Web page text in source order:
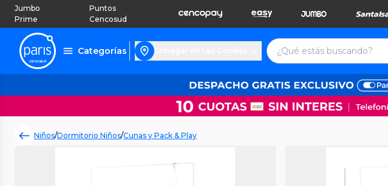
Jumbo
Prime
Puntos
Cencosud
Categorías
Niños/Dormitorio Niños/Cunas y Pack & Play